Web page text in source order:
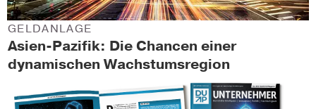
Asien-Pazifik: Die Chancen einer
dynamischen Wachstumsregion
GELDANLAGE